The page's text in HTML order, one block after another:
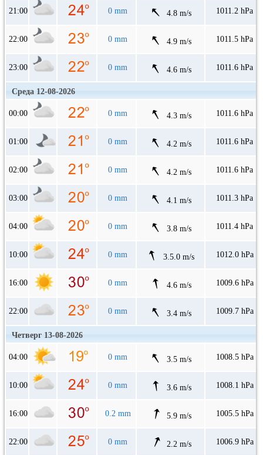
21:00 0 mm 4.8 m/s 1011.2 hPa
22:00 0 mm 4.9 m/s 1011.5 hPa
23:00 0 mm 4.6 m/s 1011.6 hPa
Среда 12-08-2026
00:00 0 mm 4.3 m/s 1011.6 hPa
01:00 0 mm 4.2 m/s 1011.6 hPa
02:00 0 mm 4.2 m/s 1011.6 hPa
03:00 0 mm 4.1 m/s 1011.3 hPa
04:00 0 mm 3.8 m/s 1011.4 hPa
10:00 0 mm 3.5.0 m/s 1012.0 hPa
16:00 0 mm 4.6 m/s 1009.6 hPa
22:00 0 mm 3.4 m/s 1009.7 hPa
Четверг 13-08-2026
04:00 0 mm 3.5 m/s 1008.5 hPa
10:00 0 mm 3.6 m/s 1008.1 hPa
16:00 0.2 mm 5.9 m/s 1005.5 hPa
22:00 0 mm 2.2 m/s 1006.9 hPa